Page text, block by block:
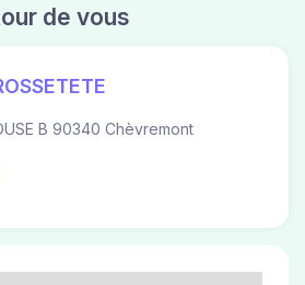
de vous
B 90340 Chèvremont